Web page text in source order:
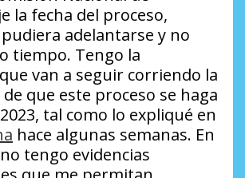
la fecha del proceso,
adelantarse y no
tiempo. Tengo la
van a seguir corriendo la
que este proceso se haga
tal como lo expliqué en
hace algunas semanas. En
tengo evidencias